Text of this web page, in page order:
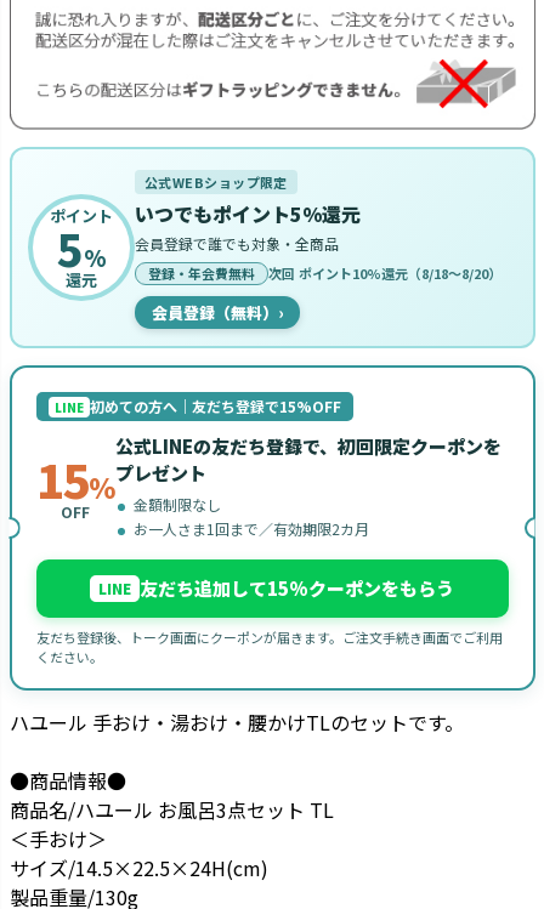
ポイント
5%
還元
公式WEBショップ限定
いつでもポイント5%還元
会員登録で誰でも対象・全商品
登録・年会費無料 次回 ポイント10%還元（8/18〜8/20）
会員登録（無料） ›
LINE 初めての方へ｜友だち登録で15%OFF
15%
OFF
公式LINEの友だち登録で、初回限定クーポンを
プレゼント
金額制限なし
お一人さま1回まで／有効期限2カ月
LINE 友だち追加して15%クーポンをもらう
友だち登録後、トーク画面にクーポンが届きます。ご注文手続き画面でご利用
ください。
ハユール 手おけ・湯おけ・腰かけTLのセットです。
●商品情報●
商品名/ハユール お風呂3点セット TL
＜手おけ＞
サイズ/14.5×22.5×24H(cm)
製品重量/130g